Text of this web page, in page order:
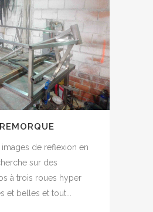
de reflexion en
sur des
à trois roues hyper
et belles et tout...